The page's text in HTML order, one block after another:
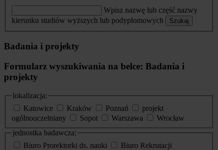
Wpisz nazwę lub część nazwy
kierunku studiów wyższych lub podyplomowych
Szukaj
Badania i projekty
Formularz wyszukiwania na belce: Badania i
projekty
lokalizacja:
Katowice
Kraków Poznań
projekt
ogólnouczelniany
Sopot Warszawa
Wrocław
jednostka badawcza:
Biuro Prorektorki ds. nauki
Biuro Rekrutacji